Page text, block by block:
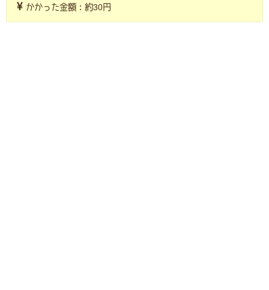
かかった金額：約30円